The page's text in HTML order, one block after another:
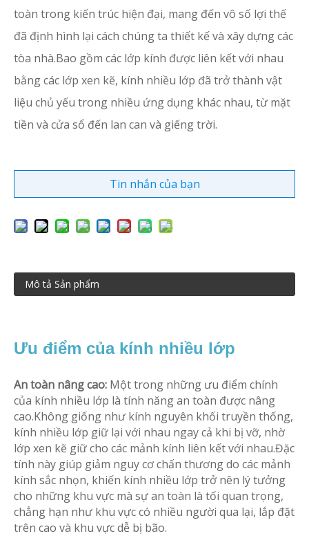
toàn trong kiến ​​trúc hiện đại, mang đến vô số lợi thế
đã định hình lại cách chúng ta thiết kế và xây dựng các
tòa nhà.Bao gồm các lớp kính được liên kết với nhau
bằng các lớp xen kẽ, kính nhiều lớp đã trở thành vật
liệu chủ yếu trong nhiều ứng dụng khác nhau, từ mặt
tiền và cửa sổ đến lan can và giếng trời.
Tin nhắn của bạn
Mô tả Sản phẩm
Ưu điểm của kính nhiều lớp
An toàn nâng cao: Một trong những ưu điểm chính
của kính nhiều lớp là tính năng an toàn được nâng
cao.Không giống như kính nguyên khối truyền thống,
kính nhiều lớp giữ lại với nhau ngay cả khi bị vỡ, nhờ
lớp xen kẽ giữ cho các mảnh kính liên kết với nhau.Đặc
tính này giúp giảm nguy cơ chấn thương do các mảnh
kính sắc nhọn, khiến kính nhiều lớp trở nên lý tưởng
cho những khu vực mà sự an toàn là tối quan trọng,
chẳng hạn như khu vực có nhiều người qua lại, lắp đặt
trên cao và khu vực dễ bị bão.